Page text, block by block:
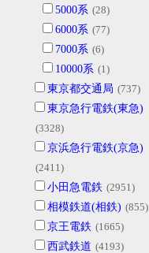
5000系 (28)
6000系 (77)
7000系 (6)
10000系 (1)
東京都交通局 (737)
東京急行電鉄(東急)
(3328)
京浜急行電鉄(京急)
(2411)
小田急電鉄 (2951)
相模鉄道(相鉄) (855)
京王電鉄 (1665)
西武鉄道 (4193)